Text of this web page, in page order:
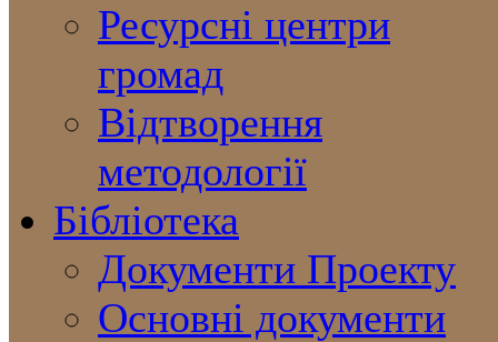
Ресурсні центри
громад
Відтворення
методології
Бібліотека
Документи Проекту
Основні документи